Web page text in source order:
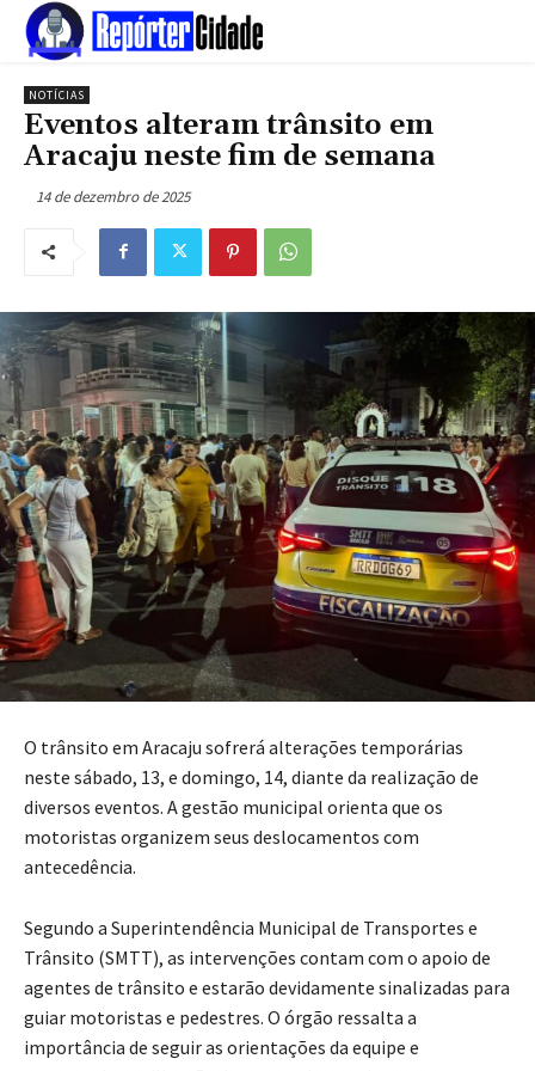
NOTÍCIAS
Eventos alteram trânsito em
Aracaju neste fim de semana
14 de dezembro de 2025
O trânsito em Aracaju sofrerá alterações temporárias
neste sábado, 13, e domingo, 14, diante da realização de
diversos eventos. A gestão municipal orienta que os
motoristas organizem seus deslocamentos com
antecedência.
Segundo a Superintendência Municipal de Transportes e
Trânsito (SMTT), as intervenções contam com o apoio de
agentes de trânsito e estarão devidamente sinalizadas para
guiar motoristas e pedestres. O órgão ressalta a
importância de seguir as orientações da equipe e